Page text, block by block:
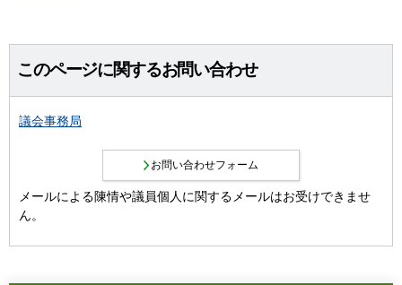
このページに関するお問い合わせ
議会事務局
メールによる陳情や議員個人に関するメールはお受けできませ
ん。